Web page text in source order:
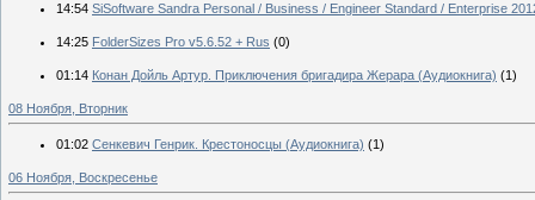
14:54 SiSoftware Sandra Personal / Business / Engineer Standard / Enterprise
14:25 FolderSizes Pro v5.6.52 + Rus (0)
01:14 Конан Дойль Артур. Приключения бригадира Жерара (Аудиокнига) (1)
08 Ноября, Вторник
01:02 Сенкевич Генрик. Крестоносцы (Аудиокнига) (1)
06 Ноября, Воскресенье